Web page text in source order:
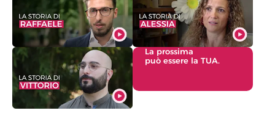
La prossima
può essere la TUA.